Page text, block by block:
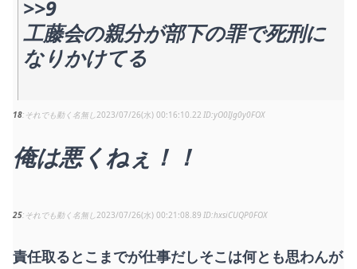
>>9
工藤会の親分が部下の罪で死刑に
なりかけてる
18 それでも動く名無し 2023/07/26(水) 00:16:10.22 yO0IJg0y0FOX
俺は悪くねぇ！！
25 それでも動く名無し 2023/07/26(水) 00:21:08.89 hxsiCUQP0FOX
責任取るとこまでが仕事だしそこは何とも思わんが